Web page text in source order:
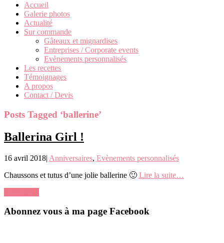
Accueil
Galerie photos
Actualité
Sur commande
Gâteaux et mignardises
Entreprises / Corporate events
Evènements personnalisés
Les recettes
Témoignages
A propos
Contact / Devis
Posts Tagged ‘ballerine’
Ballerina Girl !
16 avril 2018| Anniversaires, Evènements personnalisés
Chaussons et tutus d’une jolie ballerine 🙂 Lire la suite…
Abonnez vous à ma page Facebook